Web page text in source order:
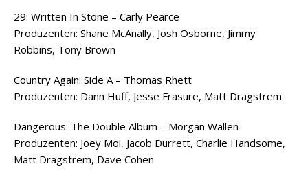
29: Written In Stone – Carly Pearce
Produzenten: Shane McAnally, Josh Osborne, Jimmy
Robbins, Tony Brown
Country Again: Side A – Thomas Rhett
Produzenten: Dann Huff, Jesse Frasure, Matt Dragstrem
Dangerous: The Double Album – Morgan Wallen
Produzenten: Joey Moi, Jacob Durrett, Charlie Handsome,
Matt Dragstrem, Dave Cohen